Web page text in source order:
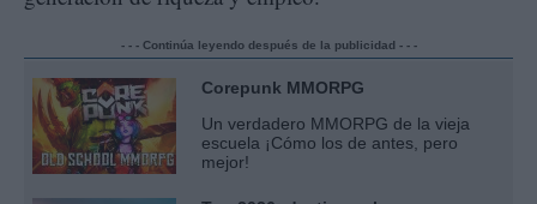
- - - Continúa leyendo después de la publicidad - - -
Corepunk MMORPG
Un verdadero MMORPG de la vieja
escuela ¡Cómo los de antes, pero
mejor!